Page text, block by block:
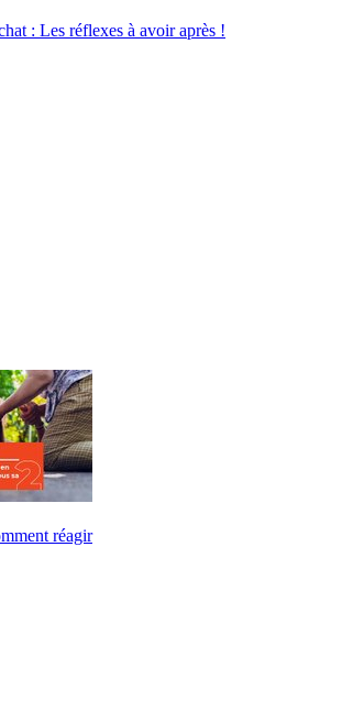
: Les réflexes à avoir après !
réagir